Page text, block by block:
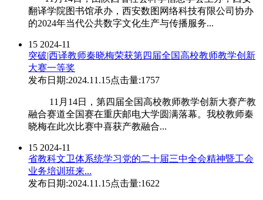
翻译学院图书馆承办，西安数图网络科技有限公司协办
的2024年当代公共数字文化生产与传播服务...
15 2024-11
突破|西译教师秦晓梅荣获第四届全国高校教师教学创新
大赛一等奖
发布日期:2024.11.15点击量:1757
11月14日，第四届全国高校教师教学创新大赛产教
融合赛道全国赛在重庆邮电大学圆满落幕。我校教师秦
晓梅在此次比赛中喜获产教融合...
15 2024-11
省教科文卫体系统学习党的二十届三中全会精神暨工会
业务培训班来...
发布日期:2024.11.15点击量:1622